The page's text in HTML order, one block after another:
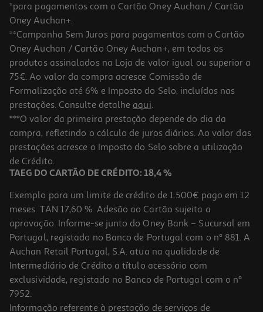
Cabos Optico Qilive G4217958 Odt 1.5 M
6.99 €/un
6,99 €
*para pagamentos com o Cartão Oney Auchan / Cartão
Oney Auchan+.
**Campanha Sem Juros para pagamentos com o Cartão
Oney Auchan / Cartão Oney Auchan+, em todos os
produtos assinalados na Loja de valor igual ou superior a
75€. Ao valor da compra acresce Comissão de
Formalização até 6% e Imposto do Selo, incluídos nas
prestações. Consulte detalhe aqui.
***O valor da primeira prestação depende do dia da
compra, refletindo o cálculo de juros diários. Ao valor das
prestações acresce o Imposto do Selo sobre a utilização
de Crédito.
TAEG DO CARTÃO DE CRÉDITO: 18,4 %
Exemplo para um limite de crédito de 1.500€ pago em 12
meses. TAN 17,60 %. Adesão ao Cartão sujeita a
aprovação. Informe-se junto do Oney Bank – Sucursal em
Portugal, registado no Banco de Portugal com o nº 881. A
Auchan Retail Portugal, S.A. atua na qualidade de
Intermediário de Crédito a título acessório com
exclusividade, registado no Banco de Portugal com o nº
7952.
Informação referente à prestação de serviços de